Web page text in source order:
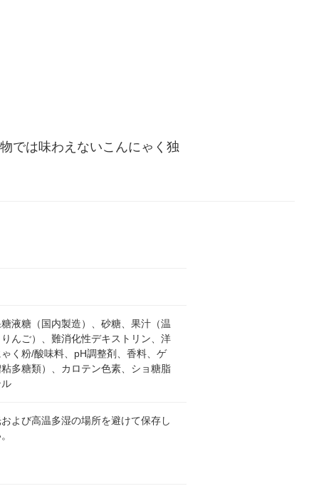
では味わえないこんにゃく独
液糖（国内製造）、砂糖、果汁（温
んご）、難消化性デキストリン、洋
く粉/酸味料、pH調整剤、香料、ゲ
多糖類）、カロテン色素、ショ糖脂
および高温多湿の場所を避けて保存し